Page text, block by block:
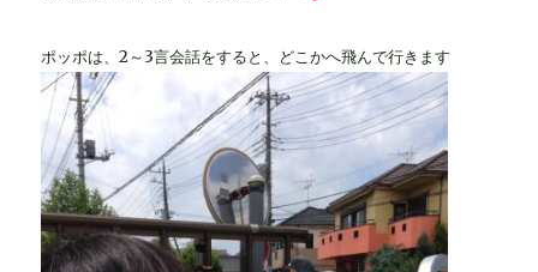
ポッポは、2～3言会話をすると、どこかへ飛んで行きます